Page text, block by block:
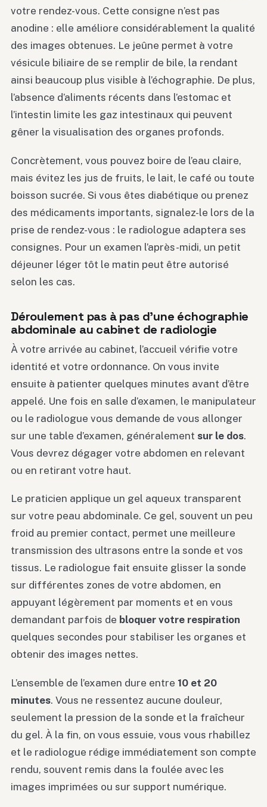
votre rendez-vous. Cette consigne n’est pas
anodine : elle améliore considérablement la qualité
des images obtenues. Le jeûne permet à votre
vésicule biliaire de se remplir de bile, la rendant
ainsi beaucoup plus visible à l’échographie. De plus,
l’absence d’aliments récents dans l’estomac et
l’intestin limite les gaz intestinaux qui peuvent
gêner la visualisation des organes profonds.
Concrètement, vous pouvez boire de l’eau claire,
mais évitez les jus de fruits, le lait, le café ou toute
boisson sucrée. Si vous êtes diabétique ou prenez
des médicaments importants, signalez-le lors de la
prise de rendez-vous : le radiologue adaptera ses
consignes. Pour un examen l’après-midi, un petit
déjeuner léger tôt le matin peut être autorisé
selon les cas.
Déroulement pas à pas d’une échographie
abdominale au cabinet de radiologie
À votre arrivée au cabinet, l’accueil vérifie votre
identité et votre ordonnance. On vous invite
ensuite à patienter quelques minutes avant d’être
appelé. Une fois en salle d’examen, le manipulateur
ou le radiologue vous demande de vous allonger
sur une table d’examen, généralement sur le dos.
Vous devrez dégager votre abdomen en relevant
ou en retirant votre haut.
Le praticien applique un gel aqueux transparent
sur votre peau abdominale. Ce gel, souvent un peu
froid au premier contact, permet une meilleure
transmission des ultrasons entre la sonde et vos
tissus. Le radiologue fait ensuite glisser la sonde
sur différentes zones de votre abdomen, en
appuyant légèrement par moments et en vous
demandant parfois de bloquer votre respiration
quelques secondes pour stabiliser les organes et
obtenir des images nettes.
L’ensemble de l’examen dure entre 10 et 20
minutes. Vous ne ressentez aucune douleur,
seulement la pression de la sonde et la fraîcheur
du gel. À la fin, on vous essuie, vous vous rhabillez
et le radiologue rédige immédiatement son compte
rendu, souvent remis dans la foulée avec les
images imprimées ou sur support numérique.